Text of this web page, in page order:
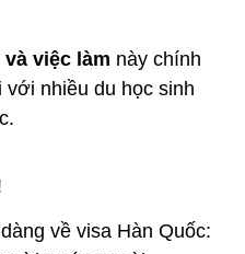
và việc làm này chính
với nhiều du học sinh
về visa Hàn Quốc: